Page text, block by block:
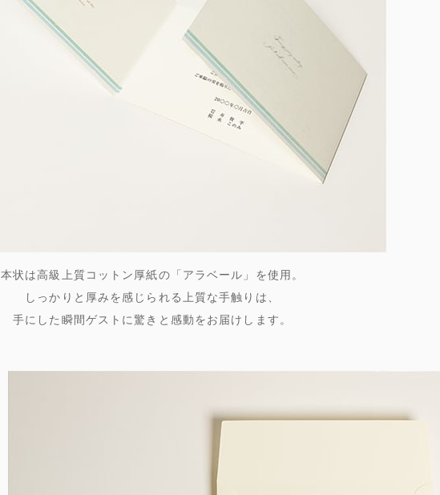
本状は高級上質コットン厚紙の「アラベール」を使用。
しっかりと厚みを感じられる上質な手触りは、
手にした瞬間ゲストに驚きと感動をお届けします。